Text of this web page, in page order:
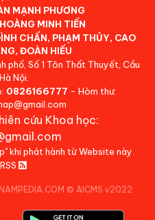
MẠNH PHƯƠNG
HOÀNG MINH TIẾN
CHẤN, PHẠM THỦY, CAO
ĐOÀN HIẾU
phố, Số 1 Tôn Thất Thuyết, Cầu
Nội.
0826166777 - Hòm thư:
cứu Khoa học:
khi phát hành từ Website này.
© AICMS v2022